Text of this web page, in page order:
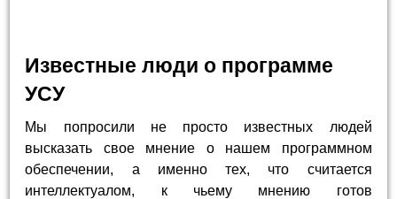
Известные люди о программе
УСУ
Мы попросили не просто известных людей
высказать свое мнение о нашем программном
обеспечении, а именно тех, что считается
интеллектуалом, к чьему мнению готов